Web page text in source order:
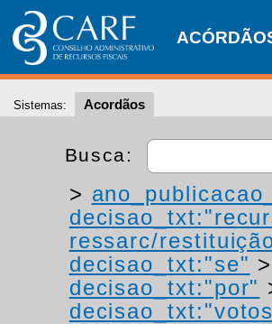
Sistemas: Acordãos
Busca:
>
ressarc/
decisao_txt:"se" >
decisao_txt:"por"